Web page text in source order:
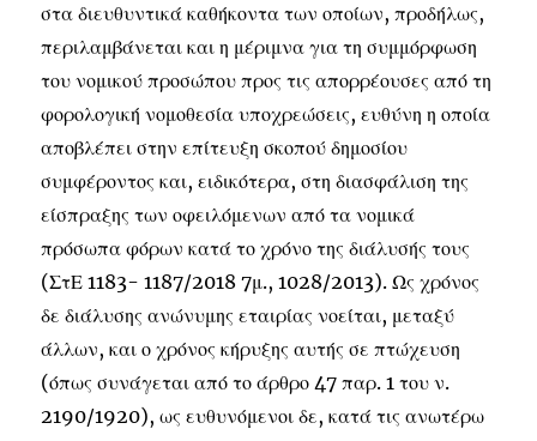
στα διευθυντικά καθήκοντα των οποίων, προδήλως,
περιλαμβάνεται και η μέριμνα για τη συμμόρφωση
του νομικού προσώπου προς τις απορρέουσες από τη
φορολογική νομοθεσία υποχρεώσεις, ευθύνη η οποία
αποβλέπει στην επίτευξη σκοπού δημοσίου
συμφέροντος και, ειδικότερα, στη διασφάλιση της
είσπραξης των οφειλόμενων από τα νομικά
πρόσωπα φόρων κατά το χρόνο της διάλυσής τους
(ΣτΕ 1183- 1187/2018 7μ., 1028/2013). Ως χρόνος
δε διάλυσης ανώνυμης εταιρίας νοείται, μεταξύ
άλλων, και ο χρόνος κήρυξης αυτής σε πτώχευση
(όπως συνάγεται από το άρθρο 47 παρ. 1 του ν.
2190/1920), ως ευθυνόμενοι δε, κατά τις ανωτέρω